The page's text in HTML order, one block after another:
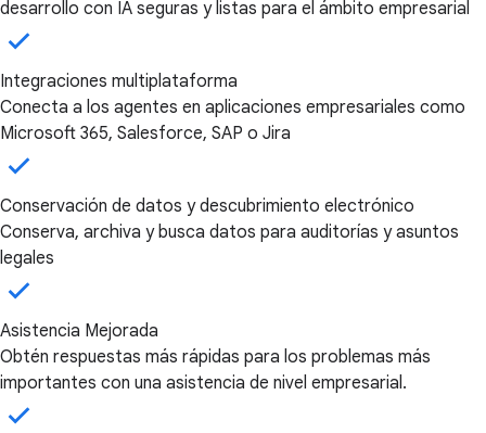
desarrollo con IA seguras y listas para el ámbito empresarial
Integraciones multiplataforma
Conecta a los agentes en aplicaciones empresariales como
Microsoft 365, Salesforce, SAP o Jira
Conservación de datos y descubrimiento electrónico
Conserva, archiva y busca datos para auditorías y asuntos
legales
Asistencia Mejorada
Obtén respuestas más rápidas para los problemas más
importantes con una asistencia de nivel empresarial.